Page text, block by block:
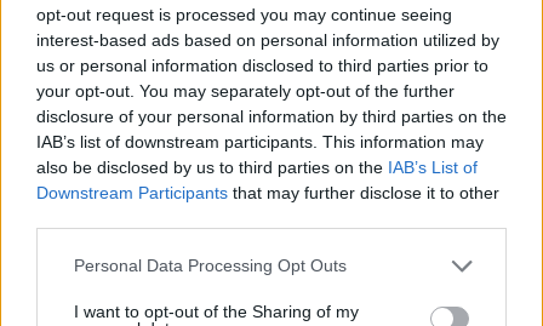
opt-out request is processed you may continue seeing
interest-based ads based on personal information utilized by
us or personal information disclosed to third parties prior to
your opt-out. You may separately opt-out of the further
disclosure of your personal information by third parties on the
IAB’s list of downstream participants. This information may
also be disclosed by us to third parties on the IAB’s List of
Downstream Participants that may further disclose it to other
Please note that this website/app uses one or more Google
not limited to your visit or usage behaviour. You may click to
Personal Data Processing Opt Outs
I want to opt-out of the Sharing of my
Ετσι ο bro (αδερφός) αναγκάστηκε να φύγει.
Ετσι, φοβούμενος την επέλαση πολλών
επερχόμενων επεισοδίων του σίριαλ «ο βιαστής
του Χόλιγουντ», αναγκάζεται να δηλώσει
μεταμελημένος. Και μπροστά από σμήνος
αχόρταγων δημοσιογράφων που ευχαρίστως
θα ήθελαν να τον δουν να βράζει σε καζάνι
επίγειας κολάσεως, είπε περίπου: «Δεν είμαι
αξίζουμε μια δεύτερη ευκαιρία». Τι να κάνει ο